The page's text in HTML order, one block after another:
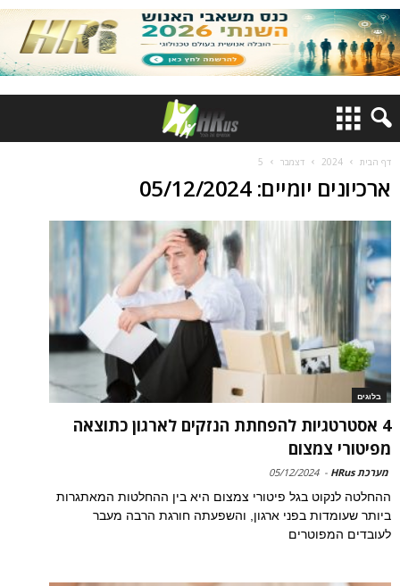
דף הבית 2024 דצמבר 5
ארכיונים יומיים: 05/12/2024
בלוגים
4 אסטרטגיות להפחתת הנזקים לארגון כתוצאה
מפיטורי צמצום
מערכת HRus -
05/12/2024
ההחלטה לנקוט בגל פיטורי צמצום היא בין ההחלטות המאתגרות
ביותר שעומדות בפני ארגון, והשפעתה חורגת הרבה מעבר
לעובדים המפוטרים